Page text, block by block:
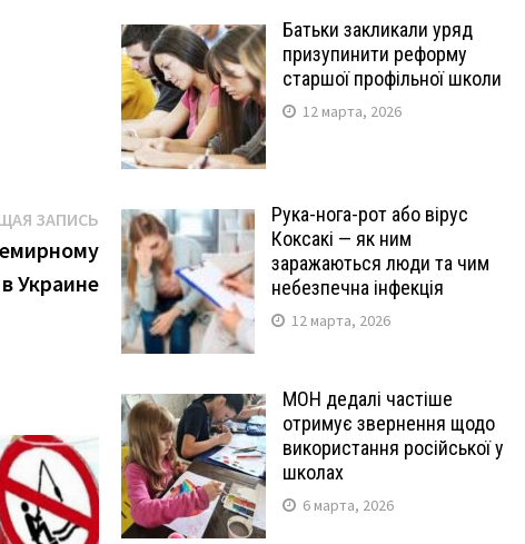
ЗАПИСЬ Следующая
запись:
Украине
Батьки закликали уряд
призупинити реформу
старшої профільної школи
12 марта, 2026
Рука-нога-рот або вірус
Коксакі — як ним
заражаються люди та чим
небезпечна інфекція
12 марта, 2026
МОН дедалі частіше
отримує звернення щодо
використання російської у
школах
6 марта, 2026